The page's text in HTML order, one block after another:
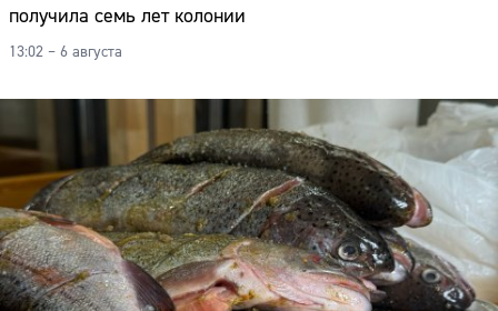
получила семь лет колонии
13:02 – 6 августа